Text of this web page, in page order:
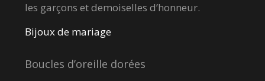
les garçons et demoiselles d’honneur.
Bijoux de mariage
Boucles d’oreille dorées